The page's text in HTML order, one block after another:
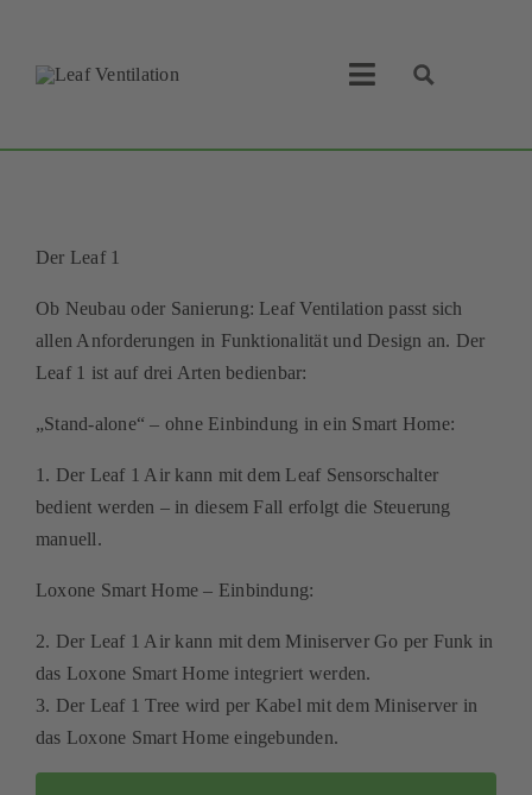
content
Toggle
Leaf Ventilation
Lüftungskonzept
Businesspartner
Warenkorb
Der Leaf 1
Ob Neubau oder Sanierung: Leaf Ventilation passt sich
allen Anforderungen in Funktionalität und Design an. Der
Leaf 1 ist auf drei Arten bedienbar:
„Stand-alone“ – ohne Einbindung in ein Smart Home:
1. Der Leaf 1 Air kann mit dem Leaf Sensorschalter
bedient werden – in diesem Fall erfolgt die Steuerung
manuell.
Loxone Smart Home – Einbindung:
2. Der Leaf 1 Air kann mit dem Miniserver Go per Funk in
das Loxone Smart Home integriert werden.
3. Der Leaf 1 Tree wird per Kabel mit dem Miniserver in
das Loxone Smart Home eingebunden.